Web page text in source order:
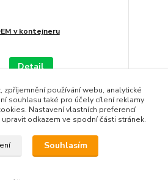
v kontejneru
Detail
strana z 1
zpříjemnění používání webu, analytické
souhlasu také pro účely cílení reklamy
Nastavení vlastních preferencí
odkazem ve spodní části stránek.
Souhlasím